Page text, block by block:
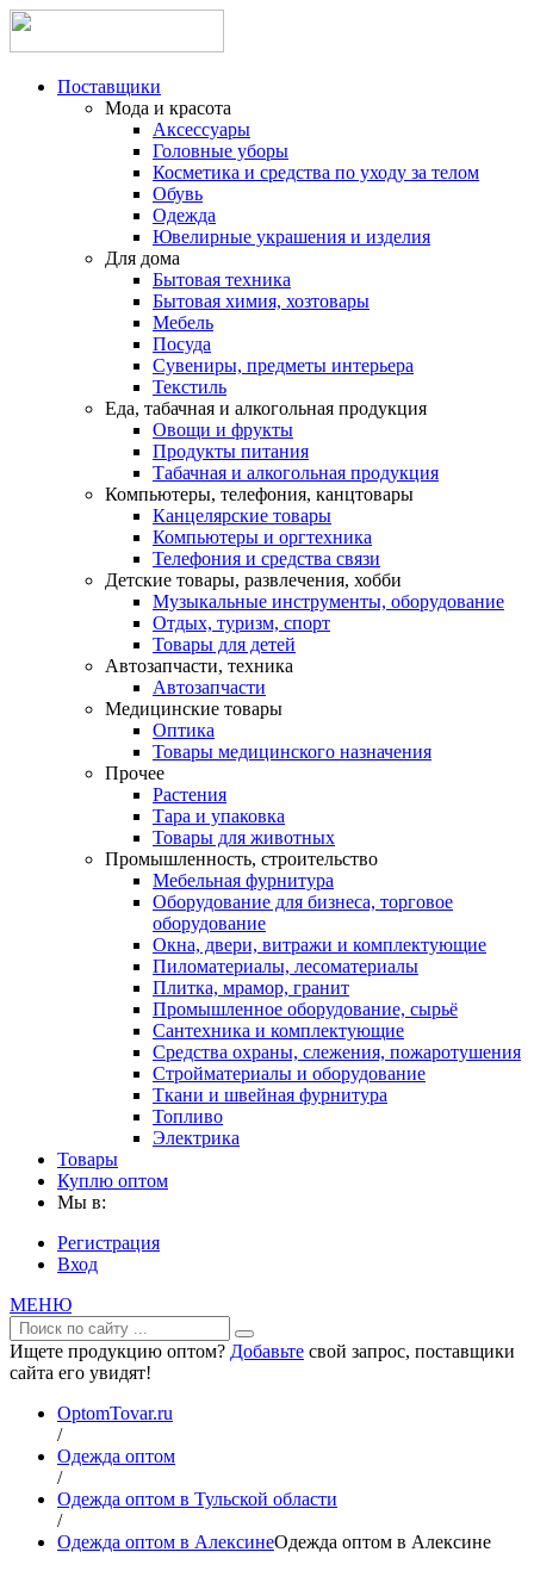
Поставщики
Мода и красота
Аксессуары
Головные уборы
Косметика и средства по уходу за телом
Обувь
Одежда
Ювелирные украшения и изделия
Для дома
Бытовая техника
Бытовая химия, хозтовары
Мебель
Посуда
Сувениры, предметы интерьера
Текстиль
Еда, табачная и алкогольная продукция
Овощи и фрукты
Продукты питания
Табачная и алкогольная продукция
Компьютеры, телефония, канцтовары
Канцелярские товары
Компьютеры и оргтехника
Телефония и средства связи
Детские товары, развлечения, хобби
Музыкальные инструменты, оборудование
Отдых, туризм, спорт
Товары для детей
Автозапчасти, техника
Автозапчасти
Медицинские товары
Оптика
Товары медицинского назначения
Прочее
Растения
Тара и упаковка
Товары для животных
Промышленность, строительство
Мебельная фурнитура
Оборудование для бизнеса, торговое
оборудование
Окна, двери, витражи и комплектующие
Пиломатериалы, лесоматериалы
Плитка, мрамор, гранит
Промышленное оборудование, сырьё
Сантехника и комплектующие
Средства охраны, слежения, пожаротушения
Стройматериалы и оборудование
Ткани и швейная фурнитура
Топливо
Электрика
Товары
Куплю оптом
Мы в:
Регистрация
Вход
МЕНЮ
Ищете продукцию оптом? Добавьте свой запрос, поставщики
сайта его увидят!
OptomTovar.ru
/
Одежда оптом
/
Одежда оптом в Тульской области
/
Одежда оптом в АлексинеОдежда оптом в Алексине